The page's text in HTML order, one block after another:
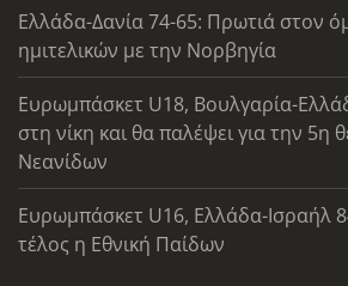
Ελλάδα-Δανία 74-65: Πρωτιά στον
ημιτελικών με την Νορβηγία
Ευρωμπάσκετ U18, Βουλγαρία-
στη νίκη και θα παλέψει για την 5η
Νεανίδων
Ευρωμπάσκετ U16, Ελλάδα-Ισραήλ
τέλος η Εθνική Παίδων